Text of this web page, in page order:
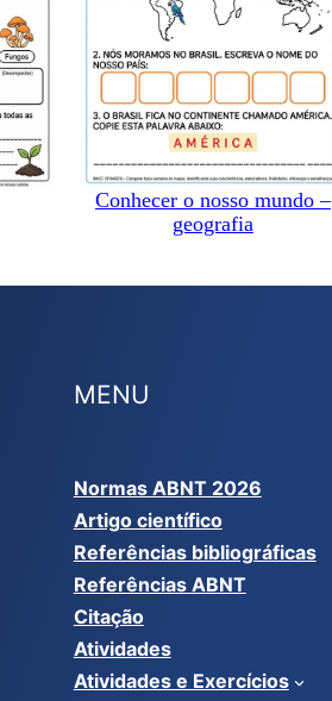
Conhecer o nosso mundo –
geografia
MENU
Normas ABNT 2026
Artigo científico
Referências bibliográficas
Referências ABNT
Citação
Atividades
Atividades e Exercícios